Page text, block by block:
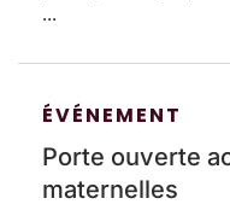
...
ÉVÉNEMENT
Porte ouverte
maternelles